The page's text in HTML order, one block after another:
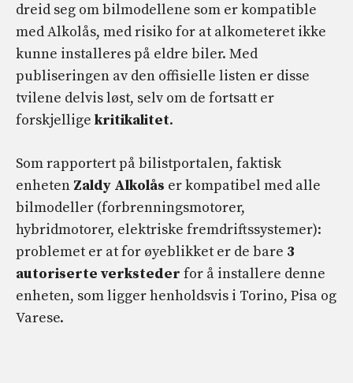
dreid seg om bilmodellene som er kompatible
med Alkolås, med risiko for at alkometeret ikke
kunne installeres på eldre biler. Med
publiseringen av den offisielle listen er disse
tvilene delvis løst, selv om de fortsatt er
forskjellige kritikalitet.
Som rapportert på bilistportalen, faktisk
enheten Zaldy Alkolås er kompatibel med alle
bilmodeller (forbrenningsmotorer,
hybridmotorer, elektriske fremdriftssystemer):
problemet er at for øyeblikket er de bare 3
autoriserte verksteder for å installere denne
enheten, som ligger henholdsvis i Torino, Pisa og
Varese.